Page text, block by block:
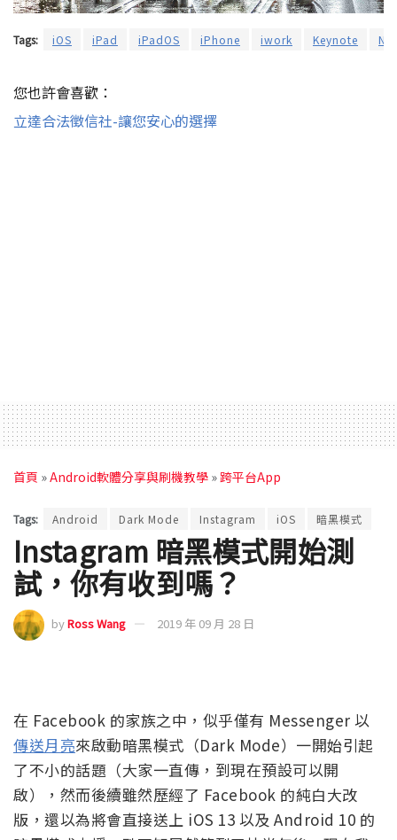
Tags: iOS iPad iPadOS iPhone iwork Keynote
您也許會喜歡：
立達合法徵信社-讓您安心的選擇
首頁 »Android軟體分享與刷機教學 » 跨平台App
Tags: Android Dark Mode Instagram iOS 暗黑模式
Instagram 暗黑模式開始測
試，你有收到嗎？
byRoss Wang 2019 年 09 月 28 日
在 Facebook 的家族之中，似乎僅有 Messenger 以
傳送月亮來啟動暗黑模式（Dark Mode）一開始引起
了不小的話題（大家一直傳，到現在預設可以開
啟），然而後續雖然歷經了 Facebook 的純白大改
版，還以為將會直接送上 iOS 13 以及 Android 10 的